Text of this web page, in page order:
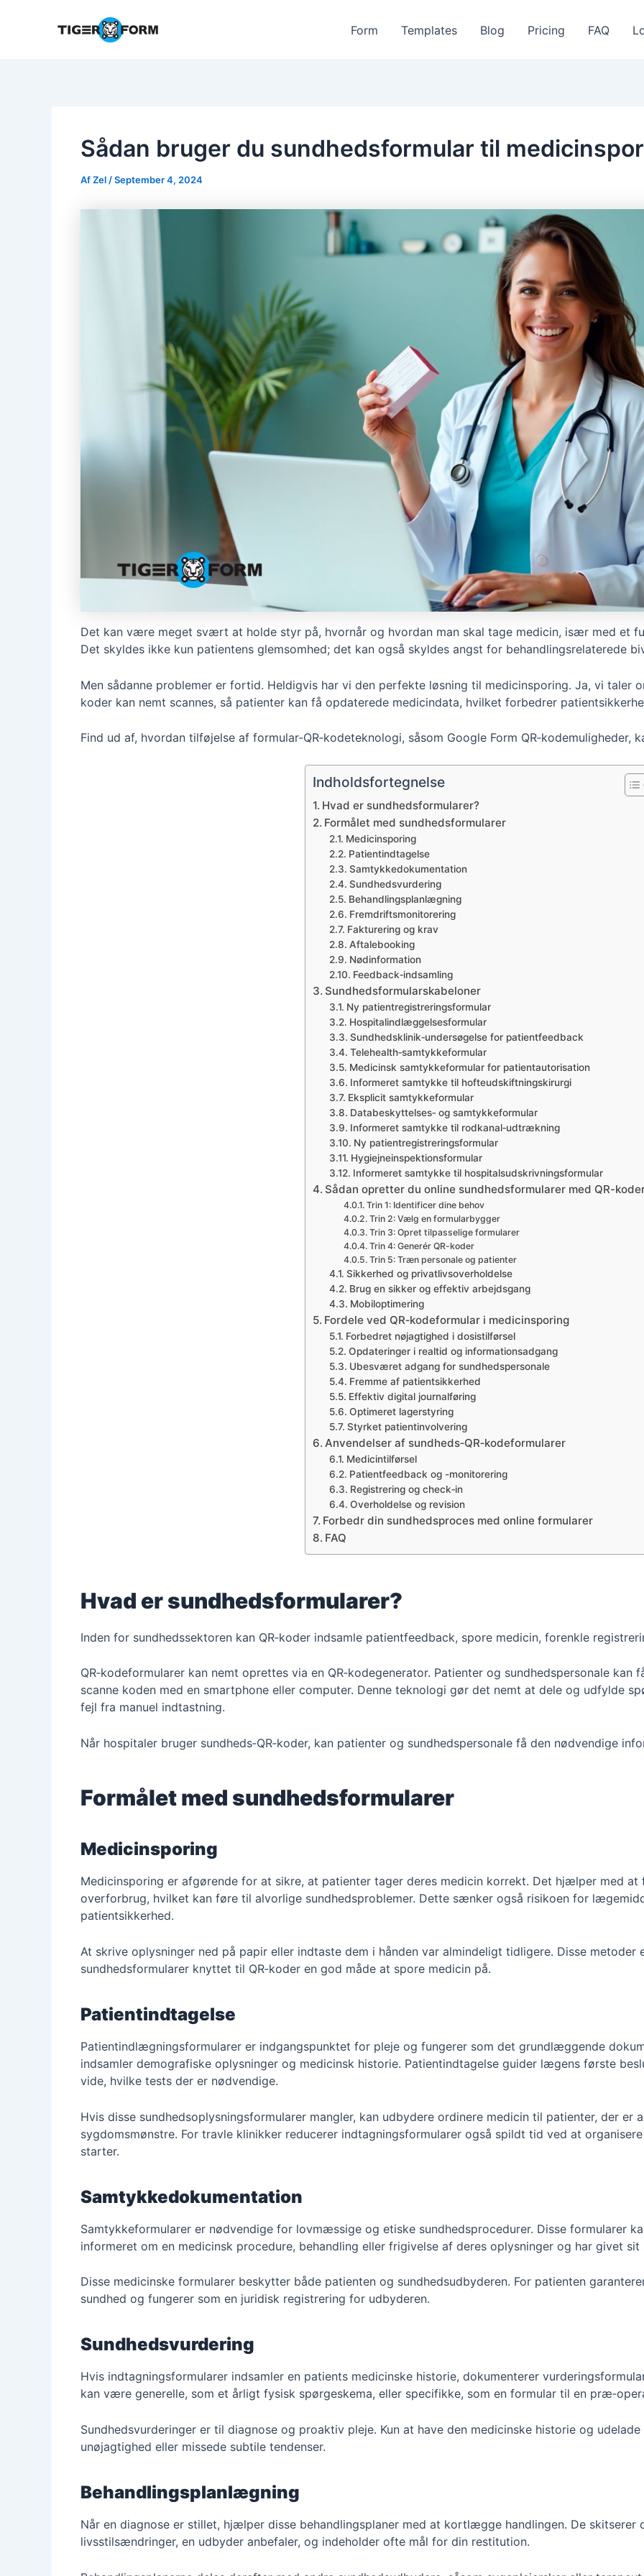
Form Templates Blog Pricing FAQ
Sådan bruger du sundhedsformular til
AfZel /September 4, 2024
Det kan være meget svært at holde styr på, hvornår og hvordan man skal tage medicin, især med et
Det skyldes ikke kun patientens glemsomhed; det kan også skyldes angst for behandlingsrelaterede
Men sådanne problemer er fortid. Heldigvis har vi den perfekte løsning til medicinsporing. Ja, vi taler
koder kan nemt scannes, så patienter kan få opdaterede medicindata, hvilket forbedrer
Find ud af, hvordan tilføjelse af formular‑QR‑kodeteknologi, såsom Google Form
Indholdsfortegnelse
Hvad er sundhedsformularer?
Formålet med sundhedsformularer
Medicinsporing
Patientindtagelse
Samtykkedokumentation
Sundhedsvurdering
Behandlingsplanlægning
Fremdriftsmonitorering
Fakturering og krav
Aftalebooking
Nødinformation
Feedback‑indsamling
Sundhedsformularskabeloner
Ny patientregistreringsformular
Hospitalindlæggelsesformular
Sundhedsklinik‑undersøgelse for patientfeedback
Telehealth‑samtykkeformular
Medicinsk samtykkeformular for patientautorisation
Informeret samtykke til hofteudskiftningskirurgi
Eksplicit samtykkeformular
Databeskyttelses‑ og samtykkeformular
Informeret samtykke til rodkanal‑udtrækning
Ny patientregistreringsformular
Hygiejneinspektionsformular
Informeret samtykke til hospitalsudskrivningsformular
Sådan opretter du online sundhedsformularer med QR-
Trin 1: Identificer dine behov
Trin 2: Vælg en formularbygger
Trin 3: Opret tilpasselige formularer
Trin 4: Generér QR-koder
Trin 5: Træn personale og patienter
Sikkerhed og privatlivsoverholdelse
Brug en sikker og effektiv arbejdsgang
Mobiloptimering
Fordele ved QR‑kodeformular i medicinsporing
Forbedret nøjagtighed i dosistilførsel
Opdateringer i realtid og informationsadgang
Ubesværet adgang for sundhedspersonale
Fremme af patientsikkerhed
Effektiv digital journalføring
Optimeret lagerstyring
Styrket patientinvolvering
Anvendelser af sundheds‑QR‑kodeformularer
Medicintilførsel
Patientfeedback og -monitorering
Registrering og check‑in
Overholdelse og revision
Forbedr din sundhedsproces med online formularer
FAQ
Hvad er sundhedsformularer?
Inden for sundhedssektoren kan QR‑koder indsamle patientfeedback, spore medicin, forenkle
QR‑kodeformularer kan nemt oprettes via en QR‑kodegenerator. Patienter og sundhedspersonale
scanne koden med en smartphone eller computer. Denne teknologi gør det nemt at dele og udfylde
fejl fra manuel indtastning.
Når hospitaler bruger sundheds‑QR‑koder, kan patienter og sundhedspersonale få den nødvendige
Formålet med sundhedsformularer
Medicinsporing
Medicinsporing er afgørende for at sikre, at patienter tager deres medicin korrekt. Det hjælper med at
overforbrug, hvilket kan føre til alvorlige sundhedsproblemer. Dette sænker også risikoen for
patientsikkerhed.
At skrive oplysninger ned på papir eller indtaste dem i hånden var almindeligt tidligere. Disse
sundhedsformularer knyttet til QR‑koder en god måde at spore medicin på.
Patientindtagelse
Patientindlægningsformularer er indgangspunktet for pleje og fungerer som det grundlæggende
indsamler demografiske oplysninger og medicinsk historie. Patientindtagelse guider lægens første
vide, hvilke tests der er nødvendige.
Hvis disse sundhedsoplysningsformularer mangler, kan udbydere ordinere medicin til patienter, der
sygdomsmønstre. For travle klinikker reducerer indtagningsformularer også spildt tid ved at
starter.
Samtykkedokumentation
Samtykkeformularer er nødvendige for lovmæssige og etiske sundhedsprocedurer. Disse formularer
informeret om en medicinsk procedure, behandling eller frigivelse af deres oplysninger og har givet sit
Disse medicinske formularer beskytter både patienten og sundhedsudbyderen. For patienten
sundhed og fungerer som en juridisk registrering for udbyderen.
Sundhedsvurdering
Hvis indtagningsformularer indsamler en patients medicinske historie, dokumenterer
kan være generelle, som et årligt fysisk spørgeskema, eller specifikke, som en formular til en
Sundhedsvurderinger er til diagnose og proaktiv pleje. Kun at have den medicinske historie og
unøjagtighed eller missede subtile tendenser.
Behandlingsplanlægning
Når en diagnose er stillet, hjælper disse behandlingsplaner med at kortlægge handlingen. De skitserer
livsstilsændringer, en udbyder anbefaler, og indeholder ofte mål for din restitution.